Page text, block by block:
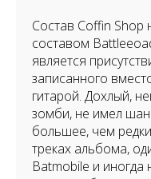
Состав Coffin Shop
составом
является
записанного
гитарой. Дохлый,
зомби, не имел
большее, чем
треках альбома,
Batmobile и иногда